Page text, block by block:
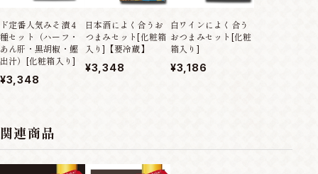
ド定番人気みそ漬４
種セット（ハーフ・
あん肝・黒胡椒・鰹
出汁）[化粧箱入り]
¥3,348
日本酒によく合うお
つまみセット[化粧箱
入り]【要冷蔵】
¥3,348
白ワインによく合う
おつまみセット[化粧
箱入り]
¥3,186
関連商品